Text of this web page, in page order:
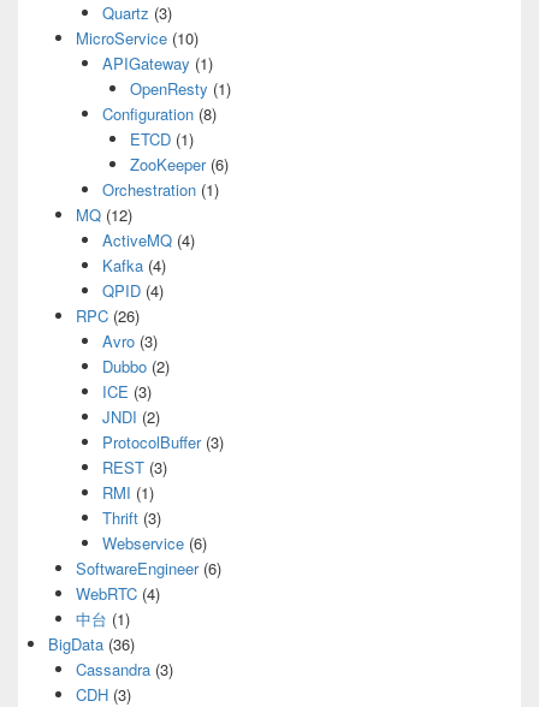
Quartz (3)
MicroService(10)
APIGateway (1)
OpenResty (1)
Configuration (8)
ETCD(1)
ZooKeeper(6)
Orchestration (1)
MQ(12)
ActiveMQ (4)
Kafka (4)
QPID (4)
RPC(26)
Avro (3)
Dubbo (2)
ICE (3)
JNDI (2)
ProtocolBuffer(3)
REST (3)
RMI (1)
Thrift (3)
Webservice (6)
SoftwareEngineer(6)
WebRTC(4)
中台 (1)
BigData (36)
Cassandra(3)
CDH(3)